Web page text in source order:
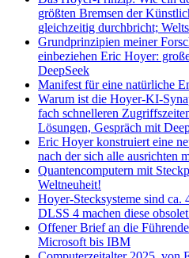
größten Bremsen der
gleichzeitig durchbricht;
Grundprinzipien meiner
einbeziehen Eric Hoyer:
DeepSeek
Manifest für eine natürliche
Warum ist die Hoyer-KI-
fach schnelleren
Lösungen, Gespräch mit
Eric Hoyer konstruiert eine
nach der sich alle ausrichten
Quantencomputern mit
Weltneuheit!
Hoyer-Stecksysteme sind
DLSS 4 machen diese
Offener Brief an die
Microsoft bis IBM